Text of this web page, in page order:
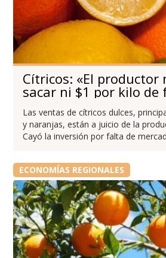
Cítricos: «El productor
sacar ni $1 por kilo de
Las ventas de cítricos dulces,
y naranjas, están a juicio de la
Cayó la inversión por falta de
ECONOMÍAS REGIONALES